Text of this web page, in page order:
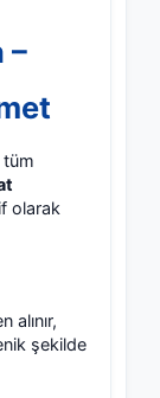
–
tüm
olarak
alınır,
şekilde